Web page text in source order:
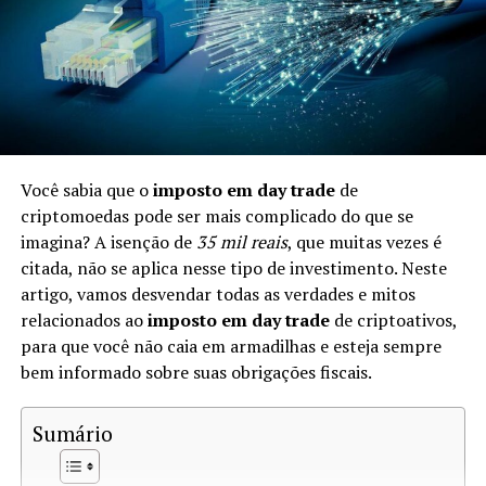
Impostos sobre Criptomoedas no
Brasil
No Brasil, a Receita Federal considera as criptomoedas
comopatrimônio. Isso significa que, ao trocá-las, você
pode estar sujeito à tributação. As leis fiscais brasileiras
determinam que quaisquer ganhos gerados na venda ou
troca de ativos digitais devem ser reportados e podem
ser tributados.
Quando a Troca de Criptomoedas é
Tributável?
ganho de capital. De acordo com a Receita Federal, você
precisa calcular se o valor da criptomoeda recebida é
superior ao custo da criptomoeda que você deu. Se sim,
Você sabia que oimposto em day tradede
criptomoedas pode ser mais complicado do que se
imagina? A isenção de 35 mil reais, que muitas vezes é
citada, não se aplica nesse tipo de investimento. Neste
artigo, vamos desvendar todas as verdades e mitos
relacionados aoimposto em day tradede criptoativos,
para que você não caia em armadilhas e esteja sempre
bem informado sobre suas obrigações fiscais.
Sumário